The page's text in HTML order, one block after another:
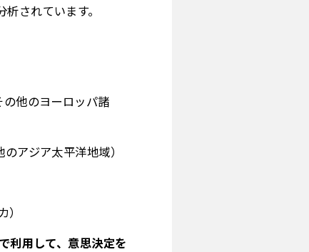
されています。
他のヨーロッパ諸
アジア太平洋地域）
利用して、意思決定を